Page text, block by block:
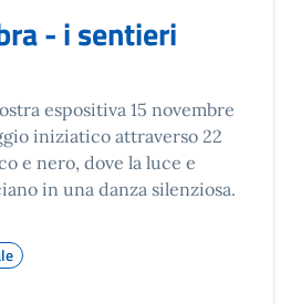
- i sentieri
espositiva 15 novembre
iniziatico attraverso 22
e nero, dove la luce e
in una danza silenziosa.